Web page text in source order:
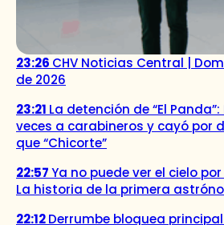
23:26 CHV Noticias Central |
de 2026
23:21 La detención de “El
veces a carabineros y cayó por
que “Chicorte”
22:57Ya no puede ver el cielo
La historia de la primera
22:12Derrumbe bloquea